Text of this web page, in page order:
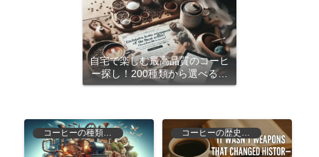
自宅で楽しむ最高品質のコーヒ
ー探し！200種類から選べるサ
ブスクリプション